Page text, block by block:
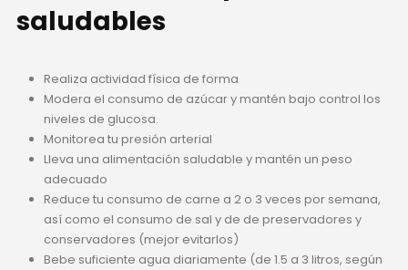
saludables
Realiza actividad física de forma
Modera el consumo de azúcar y mantén bajo control los
niveles de glucosa.
Monitorea tu presión arterial
Lleva una alimentación saludable y mantén un peso
adecuado
Reduce tu consumo de carne a 2 o 3 veces por semana,
así como el consumo de sal y de de preservadores y
conservadores (mejor evitarlos)
Bebe suficiente agua diariamente (de 1.5 a 3 litros, según